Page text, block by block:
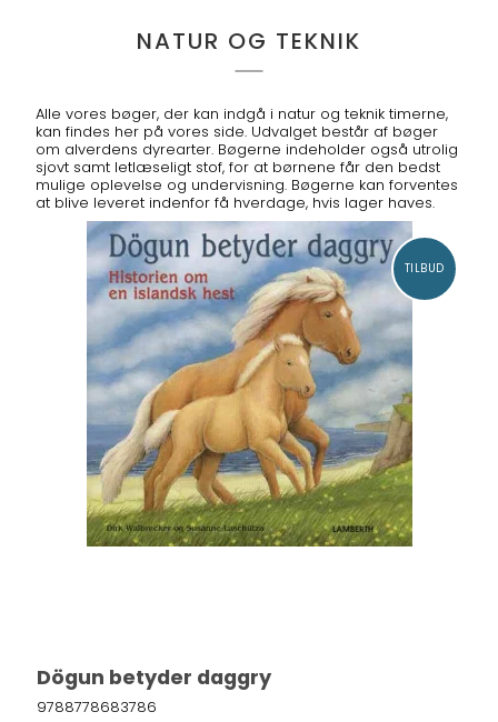
NATUR OG TEKNIK
Alle vores bøger, der kan indgå i natur og teknik timerne,
kan findes her på vores side. Udvalget består af bøger
om alverdens dyrearter. Bøgerne indeholder også utrolig
sjovt samt letlæseligt stof, for at børnene får den bedst
mulige oplevelse og undervisning. Bøgerne kan forventes
at blive leveret indenfor få hverdage, hvis lager haves.
TILBUD
Dögun betyder daggry
9788778683786